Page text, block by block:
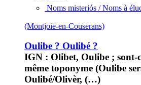
Noms misteriós / Noms à
(Montjoie-en-Couserans)
Oulibe ? Oulibé ?
IGN : Olibet, Oulibe ; sont-
même toponyme (Oulibe
Oulibé/Olivèr, (…)